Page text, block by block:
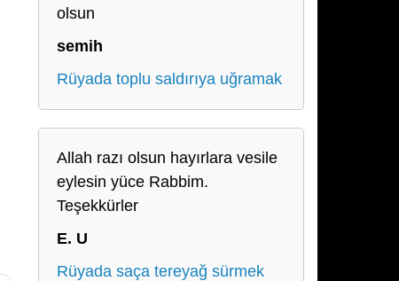
olsun
semih
Rüyada toplu saldırıya uğramak
Allah razı olsun hayırlara vesile
eylesin yüce Rabbim.
Teşekkürler
E. U
Rüyada saça tereyağ sürmek